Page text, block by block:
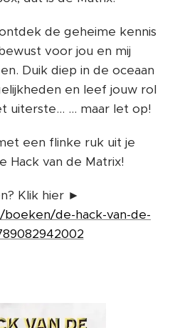
de geheime kennis
voor jou en mij
Duik diep in de oceaan
en leef jouw rol
uiterste... ... maar let op!
een flinke ruk uit je
Hack van de Matrix!
Klik hier ►
boeken/de-hack-van-de-